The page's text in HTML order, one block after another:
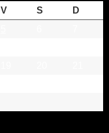
V S
D